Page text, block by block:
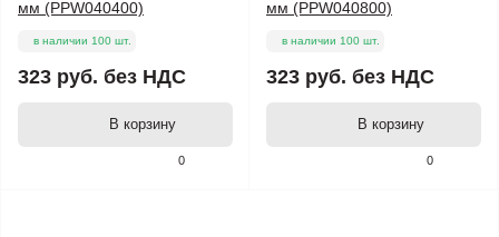
0
мм (PPW040400)
в наличии 100 шт.
323 руб. без НДС
В корзину
0
мм (PPW040800)
в наличии 100 шт.
323 руб. без НДС
В корзину